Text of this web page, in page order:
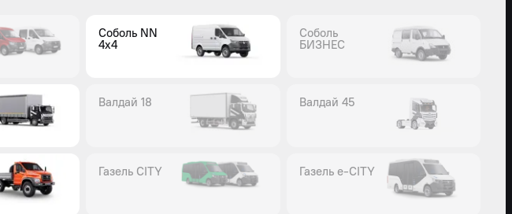
Соболь NN
4x4
Соболь
БИЗНЕС
Валдай 18 Валдай 45
Газель CITY Газель e-CITY